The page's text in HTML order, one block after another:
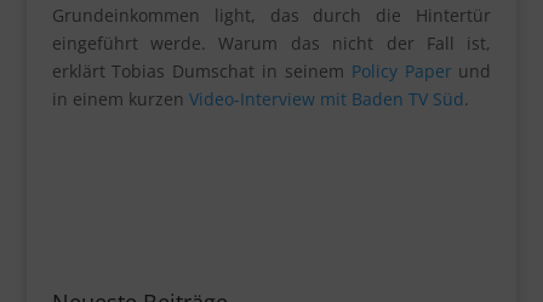
Grundeinkommen light, das durch die Hintertür
eingeführt werde. Warum das nicht der Fall ist,
erklärt Tobias Dumschat in seinem Policy Paperund
in einem kurzen Video-Interview mit Baden TV Süd.